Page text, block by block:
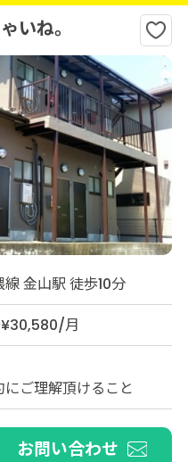
いね。
金山駅 徒歩10分
月
ご理解頂けること
お問い合わせ